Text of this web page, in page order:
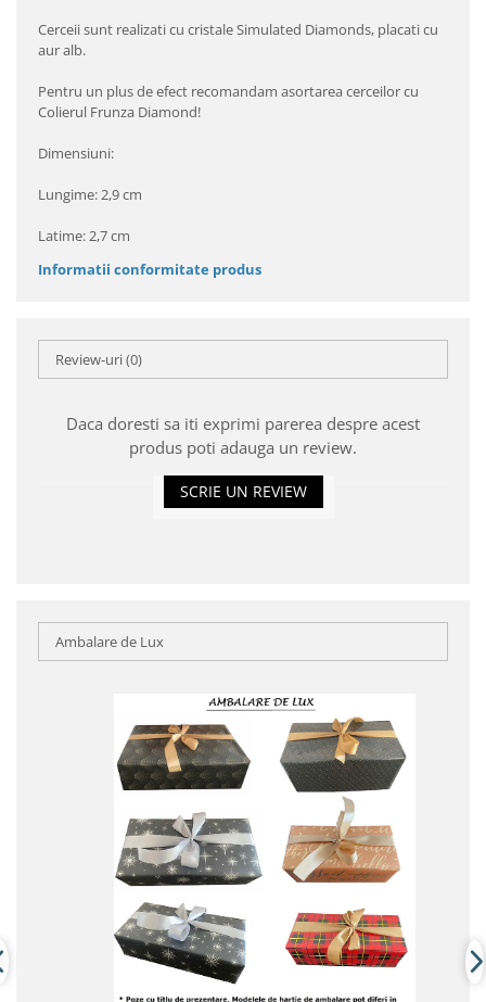
Cerceii sunt realizati cu cristale Simulated Diamonds, placati cu
aur alb.
Pentru un plus de efect recomandam asortarea cerceilor cu
Colierul Frunza Diamond!
Dimensiuni:
Lungime: 2,9 cm
Latime: 2,7 cm
Informatii conformitate produs
Review-uri(0)
Daca doresti sa iti exprimi parerea despre acest
produs poti adauga un review.
SCRIE UN REVIEW
Ambalare de Lux